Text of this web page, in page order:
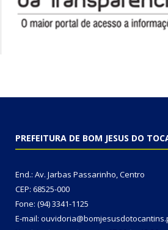
PREFEITURA DE BOM JESUS DO
End.: Av. Jarbas Passarinho, Centro
CEP: 68525-000
Fone: (94) 3341-1125
E-mail: